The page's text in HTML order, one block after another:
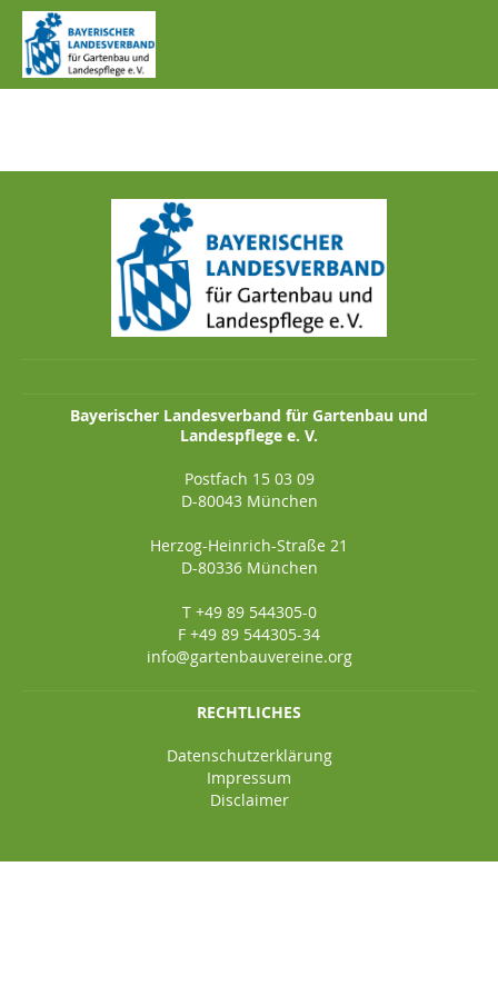
IMG_1099.JPG
Bayerischer Landesverband für Gartenbau und
Landespflege e. V.
Postfach 15 03 09
D-80043 München
Herzog-Heinrich-Straße 21
D-80336 München
T +49 89 544305-0
F +49 89 544305-34
info@gartenbauvereine.org
RECHTLICHES
Datenschutzerklärung
Impressum
Disclaimer